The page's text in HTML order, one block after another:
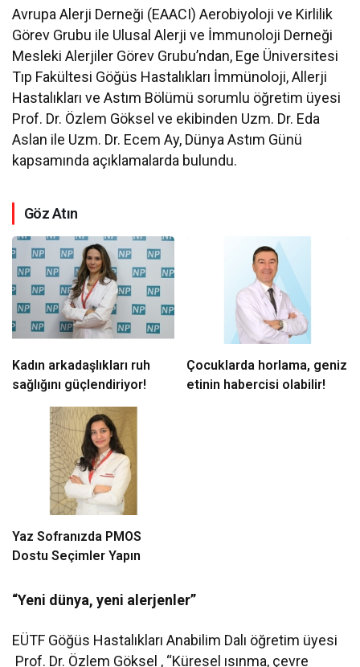
Avrupa Alerji Derneği (EAACI) Aerobiyoloji ve Kirlilik
Görev Grubu ile Ulusal Alerji ve İmmunoloji Derneği
Mesleki Alerjiler Görev Grubu’ndan, Ege Üniversitesi
Tıp Fakültesi Göğüs Hastalıkları İmmünoloji, Allerji
Hastalıkları ve Astım Bölümü sorumlu öğretim üyesi
Prof. Dr. Özlem Göksel ve ekibinden Uzm. Dr. Eda
Aslan ile Uzm. Dr. Ecem Ay, Dünya Astım Günü
kapsamında açıklamalarda bulundu.
Göz Atın
Kadın arkadaşlıkları ruh
sağlığını güçlendiriyor!
Çocuklarda horlama, geniz
etinin habercisi olabilir!
Yaz Sofranızda PMOS
Dostu Seçimler Yapın
“Yeni dünya, yeni alerjenler”
EÜTF Göğüs Hastalıkları Anabilim Dalı öğretim üyesi
Prof. Dr. Özlem Göksel , “Küresel ısınma, çevre